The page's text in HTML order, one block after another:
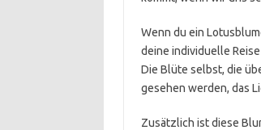
Wenn du ein
deine individuelle
Die Blüte selbst, die
gesehen werden, das
Zusätzlich ist diese